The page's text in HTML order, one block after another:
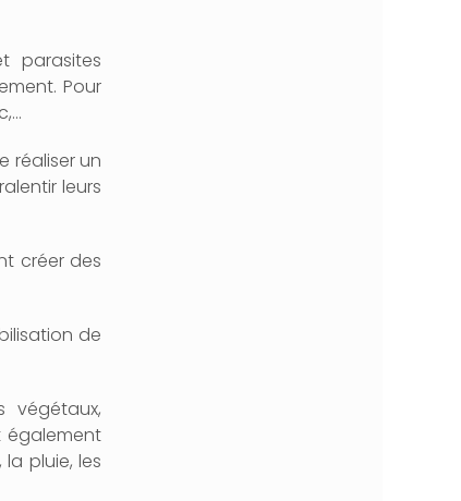
parasites
Pour
réaliser un
leurs
créer des
de
également
pluie, les